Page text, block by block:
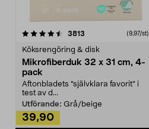
3813 (9,97/st)
Köksrengöring & disk
Mikrofiberduk 32 x 31 cm, 4-
pack
Aftonbladets "självklara favorit” i
test av d...
Utförande: Grå/beige
39,90
4.0av 5 stjärnor